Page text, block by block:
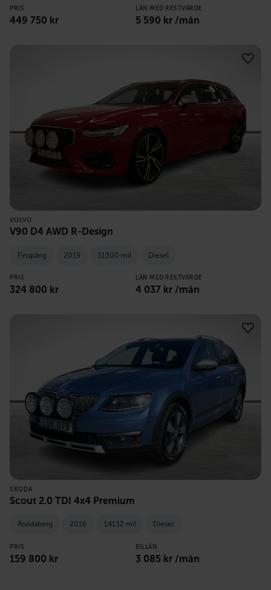
PRIS
449 750 kr
LÅN MED RESTVÄRDE
5 590 kr /mån
VOLVO
V90 D4 AWD R-Design
Finspång 2019 11300 mil Diesel
PRIS
324 800 kr
LÅN MED RESTVÄRDE
4 037 kr /mån
SKODA
Scout 2.0 TDI 4x4 Premium
Åtvidaberg 2016 14132 mil Diesel
PRIS
159 800 kr
BILLÅN
3 085 kr /mån